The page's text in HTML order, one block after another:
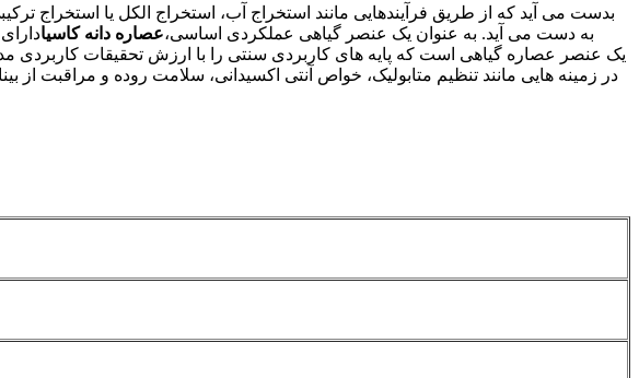
به دست می آید. به عنوان یک عنصر گیاهی عملکردی اساسی،عصاره دانه کاسیا
در زمینه هایی مانند تنظیم متابولیک، خواص آنتی اکسیدانی، سلامت روده و مراقبت از